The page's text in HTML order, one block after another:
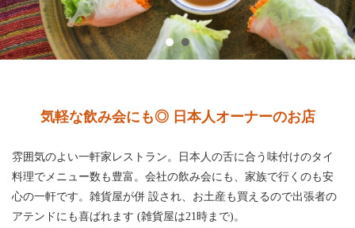
気軽な飲み会にも◎ 日本人オーナーのお店
雰囲気のよい一軒家レストラン。日本人の舌に合う味付けのタイ
料理でメニュー数も豊富。会社の飲み会にも、家族で行くのも安
心の一軒です。雑貨屋が併 設され、お土産も買えるので出張者の
アテンドにも喜ばれます (雑貨屋は21時まで)。